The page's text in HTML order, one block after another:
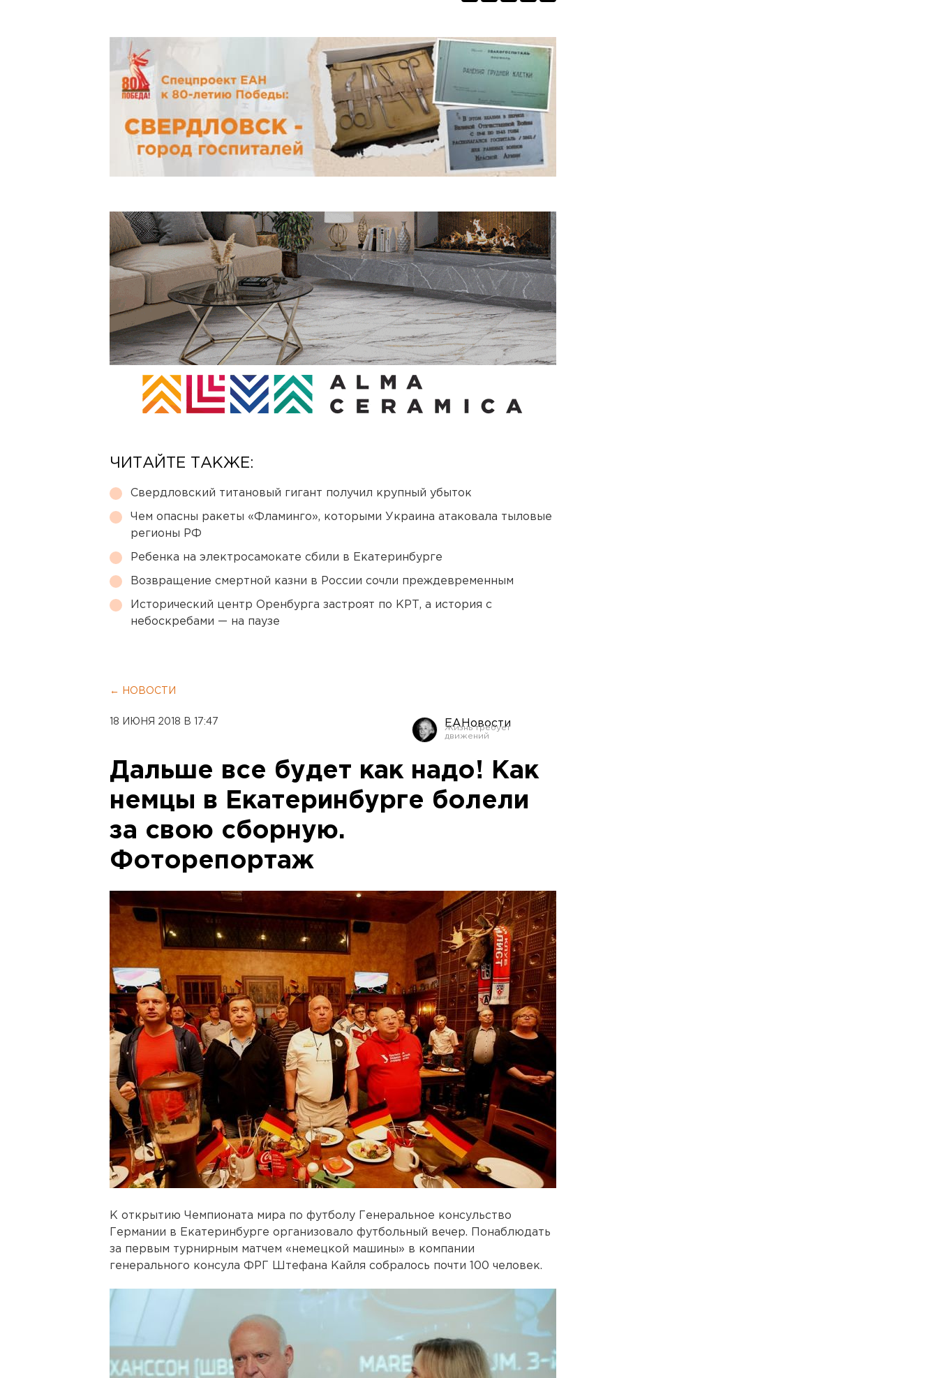
ЧИТАЙТЕ ТАКЖЕ:
Свердловский титановый гигант получил крупный убыток
Чем опасны ракеты «Фламинго», которыми Украина атаковала тыловые
регионы РФ
Ребенка на электросамокате сбили в Екатеринбурге
Возвращение смертной казни в России сочли преждевременным
Исторический центр Оренбурга застроят по КРТ, а история с
небоскребами — на паузе
← НОВОСТИ
18 ИЮНЯ 2018 В 17:47 ЕАНовости
Дальше все будет как надо! Как
немцы в Екатеринбурге болели
за свою сборную.
Фоторепортаж
К открытию Чемпионата мира по футболу Генеральное консульство
Германии в Екатеринбурге организовало футбольный вечер. Понаблюдать
за первым турнирным матчем «немецкой машины» в компании
генерального консула ФРГ Штефана Кайля собралось почти 100 человек.